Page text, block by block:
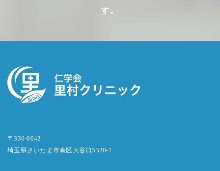
す。
〒336-0042
埼玉県さいたま市南区大谷口5320-1